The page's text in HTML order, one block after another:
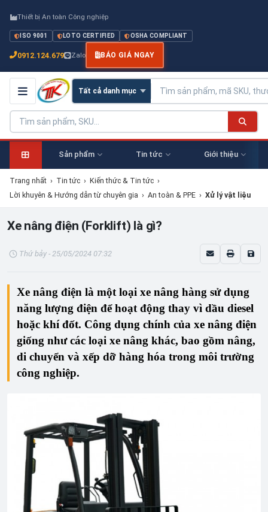
Thiết bị An toàn Công nghiệp
ISO 9001 LOTO CERTIFIED OSHA COMPLIANT
0912.124.679 Zalo BÁO GIÁ NGAY
Sản phẩm Tin tức Giới thiệu
Trang nhất › Tin tức › Kiến thức & Tin tức ›
Lời khuyên & Hướng dẫn từ chuyên gia › An toàn & PPE › Xử lý vật liệu
Xe nâng điện (Forklift) là gì?
Thứ bảy - 25/05/2024 07:32
Xe nâng điện là một loại xe nâng hàng sử dụng
năng lượng điện để hoạt động thay vì dầu diesel
hoặc khí đốt. Công dụng chính của xe nâng điện
giống như các loại xe nâng khác, bao gồm nâng,
di chuyển và xếp dỡ hàng hóa trong môi trường
công nghiệp.